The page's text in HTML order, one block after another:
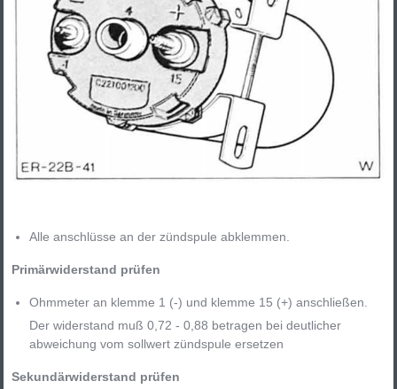
Alle anschlüsse an der zündspule abklemmen.
Primärwiderstand prüfen
Ohmmeter an klemme 1 (-) und klemme 15 (+) anschließen.
Der widerstand muß 0,72 - 0,88 betragen bei deutlicher
abweichung vom sollwert zündspule ersetzen
Sekundärwiderstand prüfen